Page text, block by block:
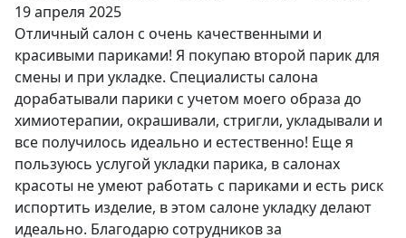
19 апреля 2025
Отличный салон с очень качественными и
красивыми париками! Я покупаю второй парик для
смены и при укладке. Специалисты салона
дорабатывали парики с учетом моего образа до
химиотерапии, окрашивали, стригли, укладывали и
все получилось идеально и естественно! Еще я
пользуюсь услугой укладки парика, в салонах
красоты не умеют работать с париками и есть риск
испортить изделие, в этом салоне укладку делают
идеально. Благодарю сотрудников за